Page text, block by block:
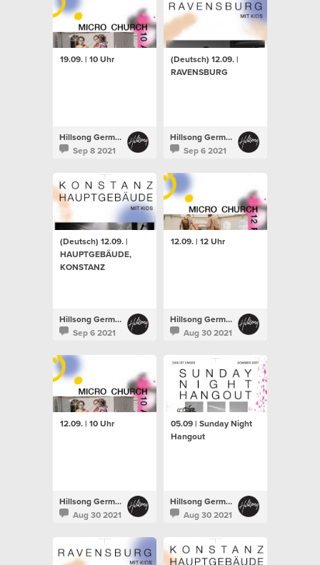
19.09. | 10 Uhr
Hillsong Germany
Sep 8 2021
(Deutsch) 12.09. |
RAVENSBURG
Hillsong Germany
Sep 6 2021
(Deutsch) 12.09. |
HAUPTGEBÄUDE,
KONSTANZ
Hillsong Germany
Sep 6 2021
12.09. | 12 Uhr
Hillsong Germany
Aug 30 2021
12.09. | 10 Uhr
Hillsong Germany
Aug 30 2021
05.09 | Sunday Night
Hangout
Hillsong Germany
Aug 30 2021